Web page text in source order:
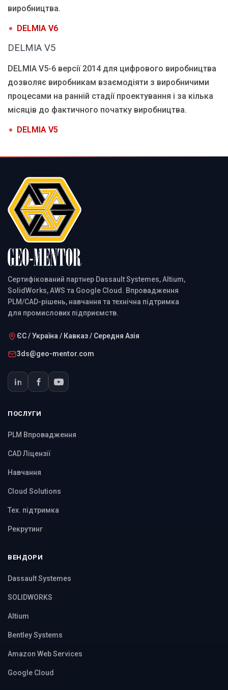
виробництва.
DELMIA V6
DELMIA V5
DELMIA V5-6 версії 2014 для цифрового виробництва
дозволяє виробникам взаємодіяти з виробничими
процесами на ранній стадії проектування і за кілька
місяців до фактичного початку виробництва.
DELMIA V5
Сертифікований партнер Dassault Systemes, Altium,
SolidWorks, AWS та Google Cloud. Впровадження
PLM/CAD-рішень, навчання та технічна підтримка
для промислових підприємств.
ЄС / Україна / Кавказ / Середня Азія
3ds@geo-mentor.com
ПОСЛУГИ
PLM Впровадження
CAD Ліцензії
Навчання
Cloud Solutions
Тех. підтримка
Рекрутинг
ВЕНДОРИ
Dassault Systemes
SOLIDWORKS
Altium
Bentley Systems
Amazon Web Services
Google Cloud